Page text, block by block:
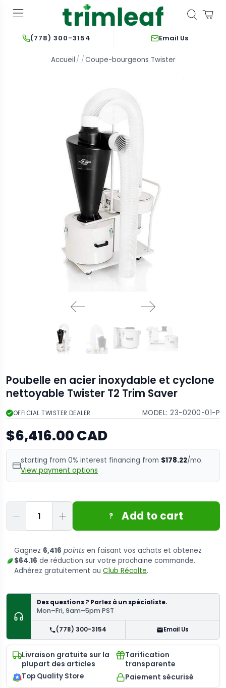
(778) 300-3154 Email Us
Accueil Coupe-bourgeons Twister
Poubelle en acier inoxydable et cyclone
nettoyable Twister T2 Trim Saver
OFFICIAL TWISTER DEALER MODEL: 23-0200-01-P
$6,416.00 CAD
starting from 0% interest financing from $178.22/mo.
View payment options
? Add to cart
Gagnez 6,416 points en faisant vos achats et obtenez
$64.16 de réduction sur votre prochaine commande.
Adhérez gratuitement au Club Récolte.
Des questions ? Parlez à un spécialiste.
Mon–Fri, 9am–5pm PST
(778) 300-3154 Email Us
Livraison gratuite sur la
plupart des articles
Tarification
transparente
Top Quality Store Paiement sécurisé